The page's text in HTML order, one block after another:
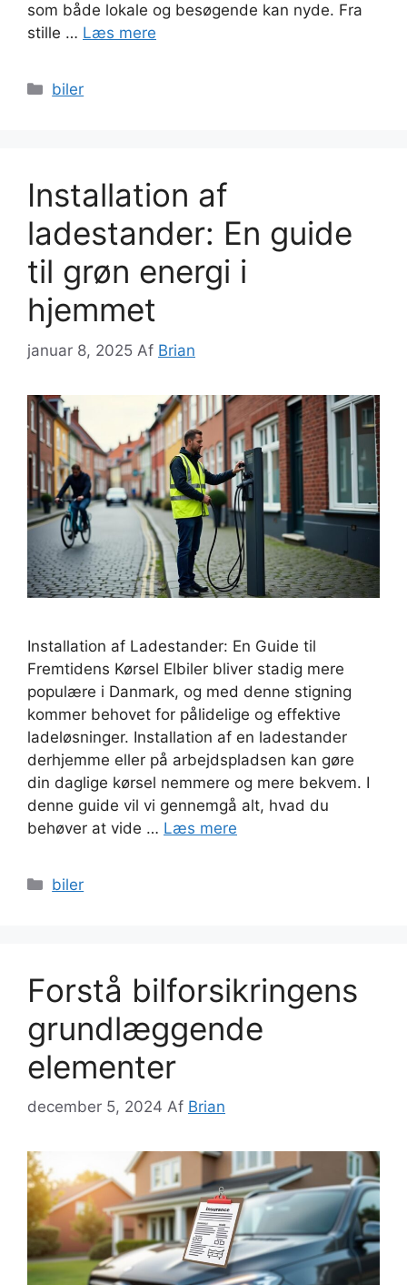
som både lokale og besøgende kan nyde. Fra
stille … Læs mere
Kategorier
biler
Installation af
ladestander: En guide
til grøn energi i
hjemmet
januar 8, 2025 Af Brian
Installation af Ladestander: En Guide til
Fremtidens Kørsel Elbiler bliver stadig mere
populære i Danmark, og med denne stigning
kommer behovet for pålidelige og effektive
ladeløsninger. Installation af en ladestander
derhjemme eller på arbejdspladsen kan gøre
din daglige kørsel nemmere og mere bekvem. I
denne guide vil vi gennemgå alt, hvad du
behøver at vide … Læs mere
Kategorier
biler
Forstå bilforsikringens
grundlæggende
elementer
december 5, 2024 Af Brian